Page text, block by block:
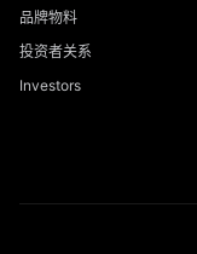
品牌物料
投资者关系
Investors